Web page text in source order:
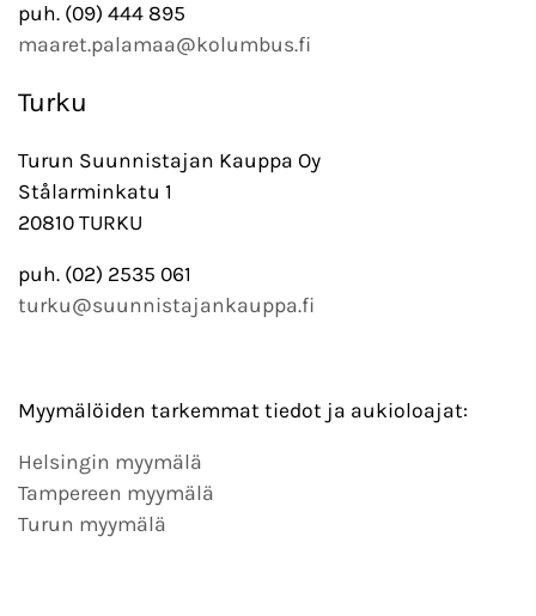
puh. (09) 444 895
maaret.palamaa@kolumbus.fi
Turku
Turun Suunnistajan Kauppa Oy
Stålarminkatu 1
20810 TURKU
puh. (02) 2535 061
turku@suunnistajankauppa.fi
Myymälöiden tarkemmat tiedot ja aukioloajat:
Helsingin myymälä
Tampereen myymälä
Turun myymälä